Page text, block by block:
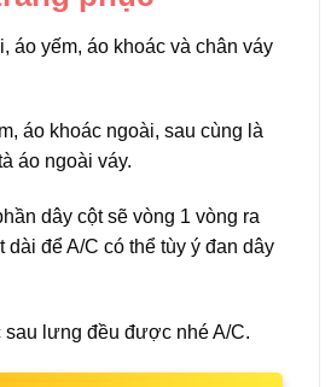
áo yếm, áo khoác và chân váy
áo khoác ngoài, sau cùng là
áo ngoài váy.
dây cột sẽ vòng 1 vòng ra
để A/C có thể tùy ý đan dây
lưng đều được nhé A/C.